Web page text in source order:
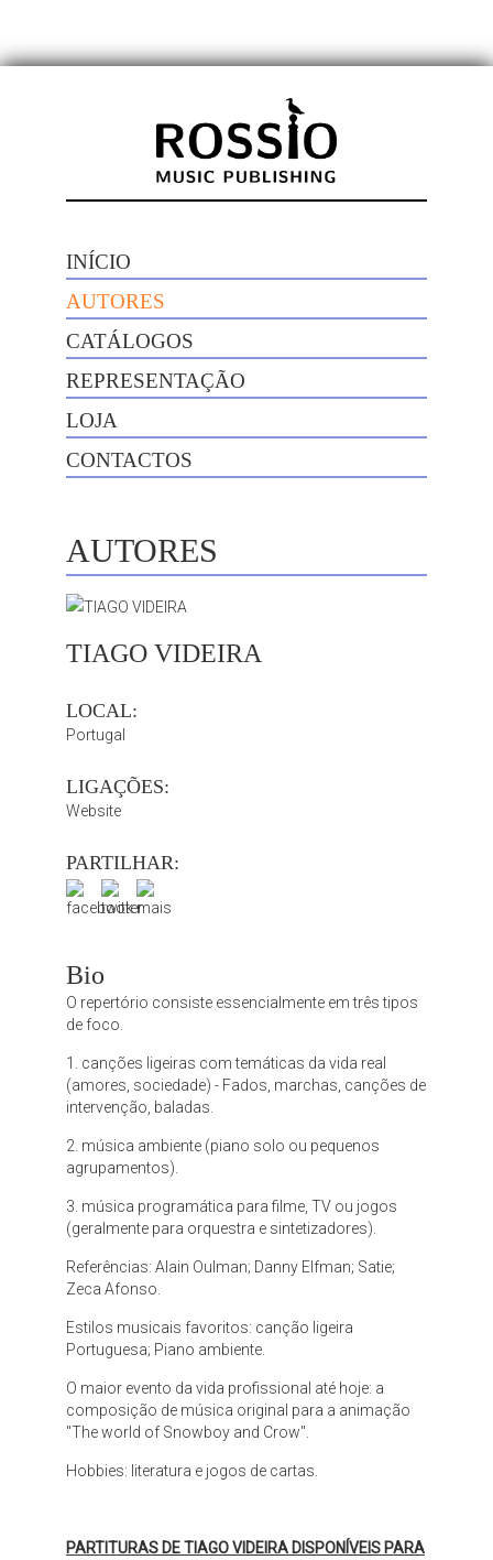
INÍCIO
AUTORES
CATÁLOGOS
REPRESENTAÇÃO
LOJA
CONTACTOS
AUTORES
TIAGO VIDEIRA
LOCAL:
Portugal
LIGAÇÕES:
Website
PARTILHAR:
Bio
O repertório consiste essencialmente em três tipos
de foco.
1. canções ligeiras com temáticas da vida real
(amores, sociedade) - Fados, marchas, canções de
intervenção, baladas.
2. música ambiente (piano solo ou pequenos
agrupamentos).
3. música programática para filme, TV ou jogos
(geralmente para orquestra e sintetizadores).
Referências: Alain Oulman; Danny Elfman; Satie;
Zeca Afonso.
Estilos musicais favoritos: canção ligeira
Portuguesa; Piano ambiente.
O maior evento da vida profissional até hoje: a
composição de música original para a animação
"The world of Snowboy and Crow".
Hobbies: literatura e jogos de cartas.
PARTITURAS DE TIAGO VIDEIRA DISPONÍVEIS PARA